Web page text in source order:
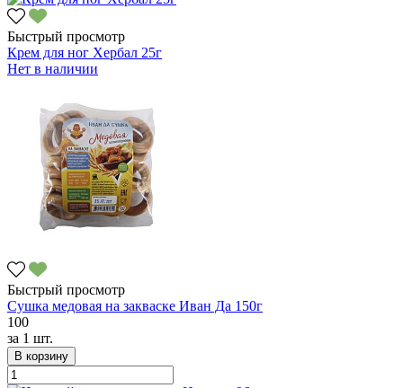
Быстрый просмотр
Крем для ног Хербал 25г
Нет в наличии
Быстрый просмотр
Сушка медовая на закваске Иван Да 150г
100
за 1 шт.
В корзину